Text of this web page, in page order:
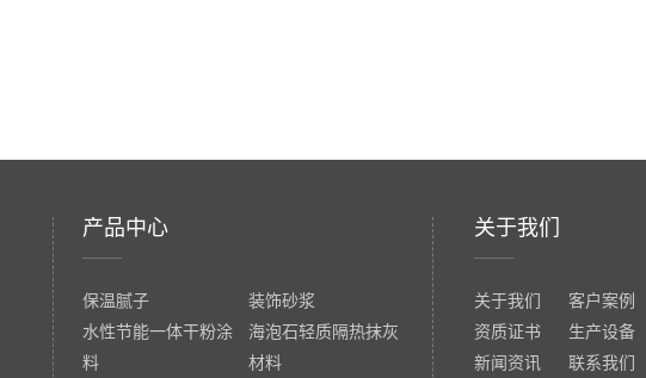
产品中心
保温腻子
装饰砂浆
水性节能一体干粉涂
料
海泡石轻质隔热抹灰
材料
关于我们
关于我们
客户案例
资质证书
生产设备
新闻资讯
联系我们